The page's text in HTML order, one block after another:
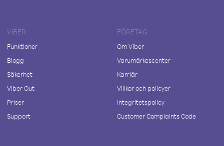
VIBER
Funktioner
Blogg
Säkerhet
Viber Out
Priser
Support
FÖRETAG
Om Viber
Varumärkescenter
Karriär
Villkor och policyer
Integritetspolicy
Customer Complaints Code